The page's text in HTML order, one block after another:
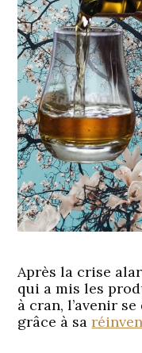
Après la crise
qui a mis les
à cran, l’avenir
grâce à sa